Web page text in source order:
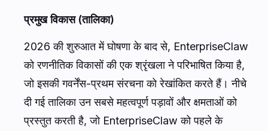
प्रमुख विकास (तालिका)
2026 की शुरुआत में घोषणा के बाद से, EnterpriseClaw
को रणनीतिक विकासों की एक श्रृंखला ने परिभाषित किया है,
जो इसकी गवर्नेंस-प्रथम संरचना को रेखांकित करते हैं। नीचे
दी गई तालिका उन सबसे महत्वपूर्ण पड़ावों और क्षमताओं को
प्रस्तुत करती है, जो EnterpriseClaw को पहले के